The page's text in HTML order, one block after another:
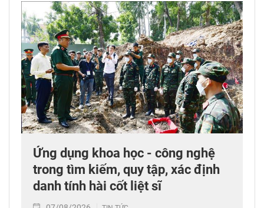
Ứng dụng khoa học - công nghệ
trong tìm kiếm, quy tập, xác định
danh tính hài cốt liệt sĩ